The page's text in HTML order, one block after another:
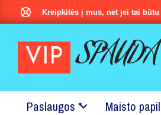
Pereiti
prie
Kreipkitės į mus, net jei tai būtu ir
VIP SPAUDA
Paslaugos * Maisto